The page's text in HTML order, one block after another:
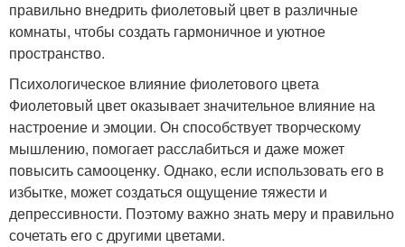
правильно внедрить фиолетовый цвет в различные
комнаты, чтобы создать гармоничное и уютное
пространство.
Психологическое влияние фиолетового цвета
Фиолетовый цвет оказывает значительное влияние на
настроение и эмоции. Он способствует творческому
мышлению, помогает расслабиться и даже может
повысить самооценку. Однако, если использовать его в
избытке, может создаться ощущение тяжести и
депрессивности. Поэтому важно знать меру и правильно
сочетать его с другими цветами.